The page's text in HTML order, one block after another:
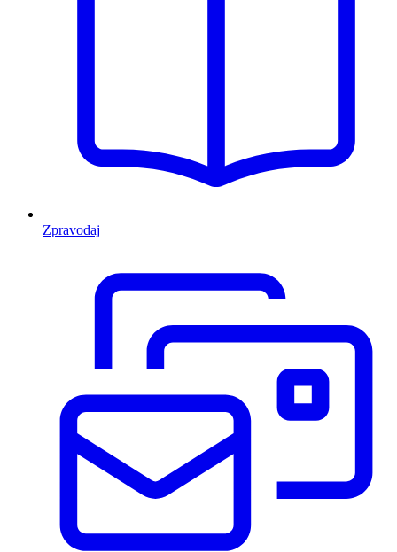
Zpravodaj